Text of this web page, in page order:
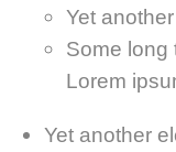
Yet
Some long
Lorem
Yet another